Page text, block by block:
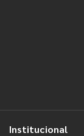
Institucional